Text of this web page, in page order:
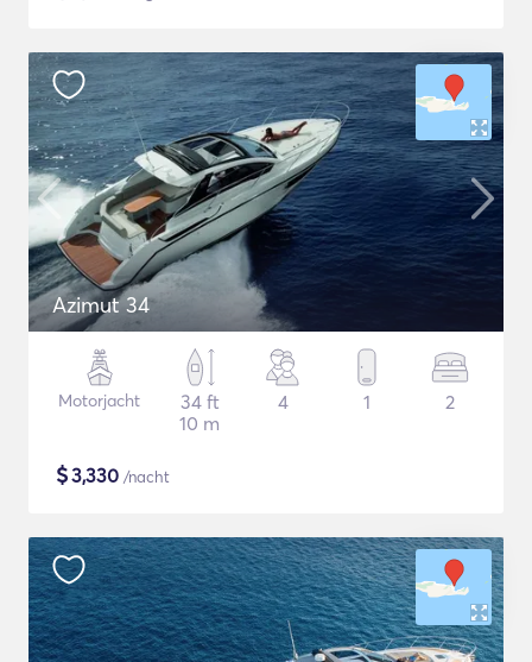
Azimut 34
Motorjacht
34 ft
10 m
4 1 2
$3,330 /nacht